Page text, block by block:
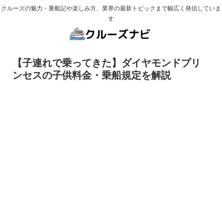
クルーズの魅力・乗船記や楽しみ方、業界の最新トピックまで幅広く発信していま
す
【子連れで乗ってきた】ダイヤモンドプリ
ンセスの子供料金・乗船規定を解説